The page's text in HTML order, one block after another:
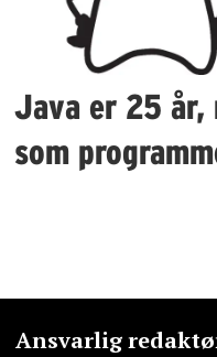
Java er 25
som
Ansvarlig